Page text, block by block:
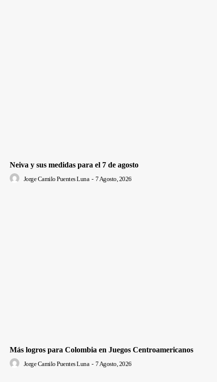
Neiva y sus medidas para el 7 de agosto
Jorge Camilo Puentes Luna - 7 Agosto, 2026
Más logros para Colombia en Juegos Centroamericanos
Jorge Camilo Puentes Luna - 7 Agosto, 2026